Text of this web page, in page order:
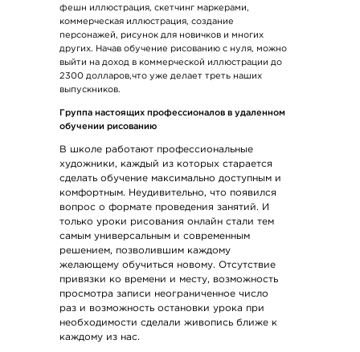
фешн иллюстрация, скетчинг маркерами,
коммерческая иллюстрация, создание
персонажей, рисунок для новичков и многих
других. Начав обучение рисованию с нуля, можно
выйти на доход в коммерческой иллюстрации до
2300 долларов,что уже делает треть наших
выпускников.
Группа настоящих профессионалов в удаленном
обучении рисованию
В школе работают профессиональные
художники, каждый из которых старается
сделать обучение максимально доступным и
комфортным. Неудивительно, что появился
вопрос о формате проведения занятий. И
только уроки рисования онлайн стали тем
самым универсальным и современным
решением, позволившим каждому
желающему обучиться новому. Отсутствие
привязки ко времени и месту, возможность
просмотра записи неограниченное число
раз и возможность остановки урока при
необходимости сделали живопись ближе к
каждому из нас.